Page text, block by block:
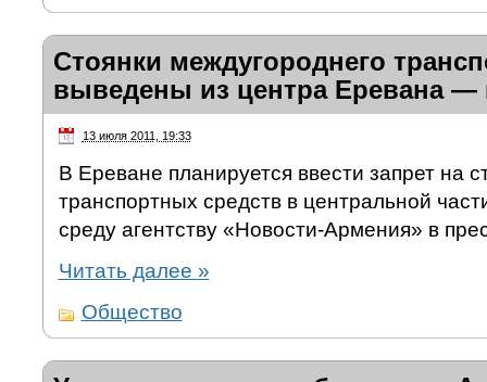
Стоянки междугороднего
выведены из центра Еревана —
13 июля 2011, 19:33
В Ереване планируется ввести запрет на
транспортных средств в центральной
среду агентству «Новости-Армения» в
Читать далее »
Общество